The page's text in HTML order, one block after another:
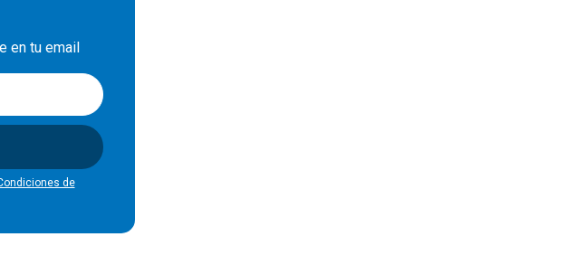
en tu email
de